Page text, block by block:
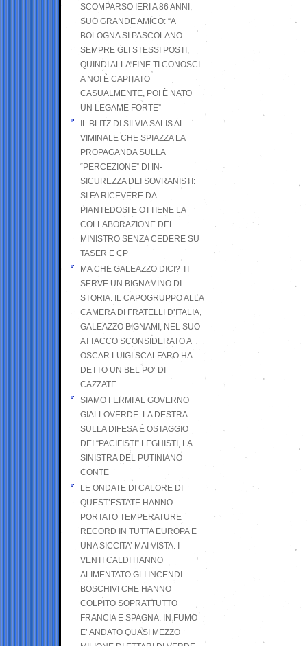
SCOMPARSO IERI A 86 ANNI,
SUO GRANDE AMICO: “A
BOLOGNA SI PASCOLANO
SEMPRE GLI STESSI POSTI,
QUINDI ALLA FINE TI CONOSCI.
A NOI È CAPITATO
CASUALMENTE, POI È NATO
UN LEGAME FORTE”
IL BLITZ DI SILVIA SALIS AL
VIMINALE CHE SPIAZZA LA
PROPAGANDA SULLA
“PERCEZIONE” DI IN-
SICUREZZA DEI SOVRANISTI:
SI FA RICEVERE DA
PIANTEDOSI E OTTIENE LA
COLLABORAZIONE DEL
MINISTRO SENZA CEDERE SU
TASER E CP
MA CHE GALEAZZO DICI? TI
SERVE UN BIGNAMINO DI
STORIA. IL CAPOGRUPPO ALLA
CAMERA DI FRATELLI D’ITALIA,
GALEAZZO BIGNAMI, NEL SUO
ATTACCO SCONSIDERATO A
OSCAR LUIGI SCALFARO HA
DETTO UN BEL PO’ DI
CAZZATE
SIAMO FERMI AL GOVERNO
GIALLOVERDE: LA DESTRA
SULLA DIFESA È OSTAGGIO
DEI “PACIFISTI” LEGHISTI, LA
SINISTRA DEL PUTINIANO
CONTE
LE ONDATE DI CALORE DI
QUEST’ESTATE HANNO
PORTATO TEMPERATURE
RECORD IN TUTTA EUROPA E
UNA SICCITA’ MAI VISTA. I
VENTI CALDI HANNO
ALIMENTATO GLI INCENDI
BOSCHIVI CHE HANNO
COLPITO SOPRATTUTTO
FRANCIA E SPAGNA: IN FUMO
E’ ANDATO QUASI MEZZO